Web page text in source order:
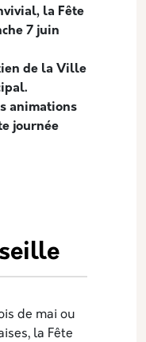
la Fête
7 juin
de la Ville
animations
journée
de mai ou
la Fête